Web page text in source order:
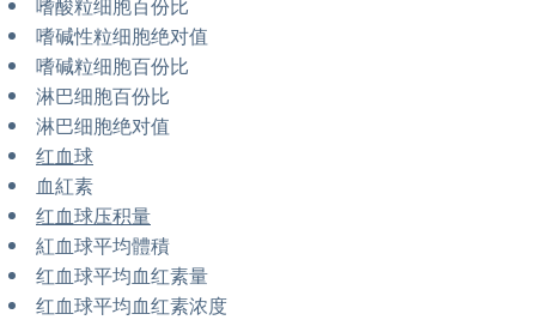
嗜碱性粒细胞绝对值
嗜碱粒细胞百份比
淋巴细胞百份比
淋巴细胞绝对值
红血球
血紅素
红血球压积量
紅血球平均體積
红血球平均血红素量
红血球平均血红素浓度